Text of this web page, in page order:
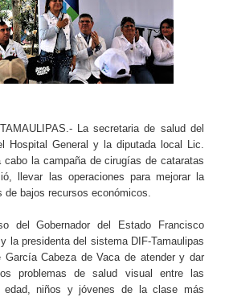
La secretaria de salud del
Hospital General y la diputada local Lic.
cabo la campaña de cirugías de cataratas
llevar las operaciones para mejorar la
de bajos recursos económicos.
del Gobernador del Estado Francisco
la presidenta del sistema DIF-Tamaulipas
García Cabeza de Vaca de atender y dar
problemas de salud visual entre las
edad, niños y jóvenes de la clase más